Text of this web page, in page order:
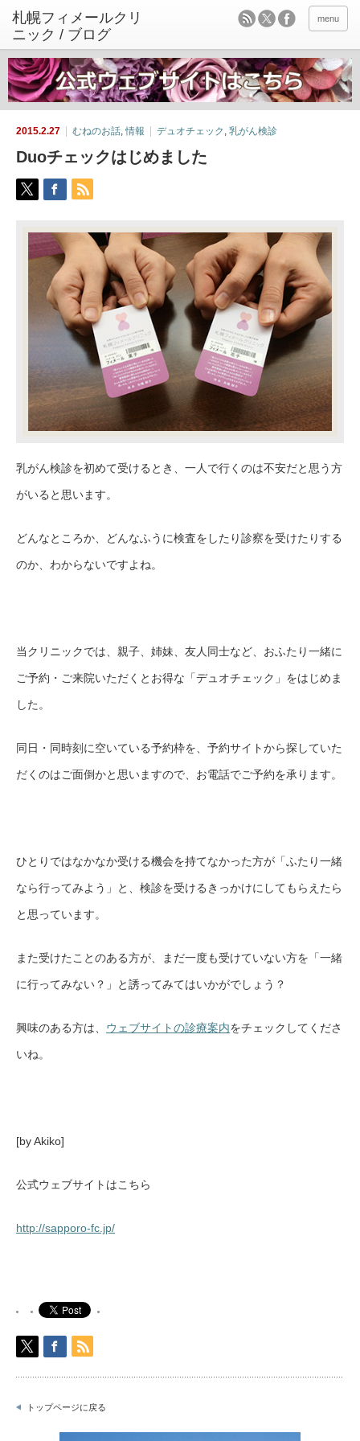
menu
2015.2.27 むねのお話,情報 デュオチェック , 乳がん検診
Duoチェックはじめました
乳がん検診を初めて受けるとき、一人で行くのは不安だと思う方
がいると思います。
どんなところか、どんなふうに検査をしたり診察を受けたりする
のか、わからないですよね。
当クリニックでは、親子、姉妹、友人同士など、おふたり一緒に
ご予約・ご来院いただくとお得な「デュオチェック」をはじめま
した。
同日・同時刻に空いている予約枠を、予約サイトから探していた
だくのはご面倒かと思いますので、お電話でご予約を承ります。
ひとりではなかなか受ける機会を持てなかった方が「ふたり一緒
なら行ってみよう」と、検診を受けるきっかけにしてもらえたら
と思っています。
また受けたことのある方が、まだ一度も受けていない方を「一緒
に行ってみない？」と誘ってみてはいかがでしょう？
興味のある方は、 ウェブサイトの診療案内をチェックしてくださ
いね。
[by Akiko]
公式ウェブサイトはこちら
http://sapporo-fc.jp/
トップページに戻る